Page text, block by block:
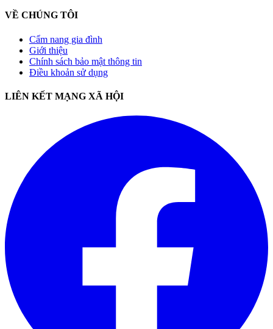
VỀ CHÚNG TÔI
Cẩm nang gia đình
Giới thiệu
Chính sách bảo mật thông tin
Điều khoản sử dụng
LIÊN KẾT MẠNG XÃ HỘI